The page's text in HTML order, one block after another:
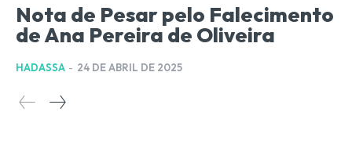
Nota de Pesar pelo Falecimento
de Ana Pereira de Oliveira
HADASSA - 24 DE ABRIL DE 2025